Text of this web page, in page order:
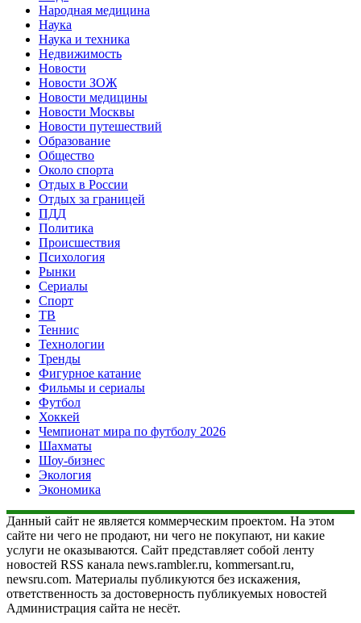
Народная медицина
Наука
Наука и техника
Недвижимость
Новости
Новости ЗОЖ
Новости медицины
Новости Москвы
Новости путешествий
Образование
Общество
Около спорта
Отдых в России
Отдых за границей
ПДД
Политика
Происшествия
Психология
Рынки
Сериалы
Спорт
ТВ
Теннис
Технологии
Тренды
Фигурное катание
Фильмы и сериалы
Футбол
Хоккей
Чемпионат мира по футболу 2026
Шахматы
Шоу-бизнес
Экология
Экономика
Данный сайт не является коммерческим проектом. На этом
сайте ни чего не продают, ни чего не покупают, ни какие
услуги не оказываются. Сайт представляет собой ленту
новостей RSS канала news.rambler.ru, kommersant.ru,
newsru.com. Материалы публикуются без искажения,
ответственность за достоверность публикуемых новостей
Администрация сайта не несёт.